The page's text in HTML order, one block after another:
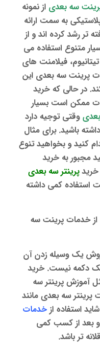
سه بعدی از نمونه
به سمت ارائه
تر رشد کرده اند و از
متنوع استفاده می
فیلامنت های
پرینت سه بعدی این
در حالی که خرید
ممکن است بسیار
وقتی توجیه دارد
باشید. برای مثال
کنید و بخواهید تنوع
مجبور به خرید
پرینتر سه بعدی
استفاده کمی داشته
از خدمات پرینت سه
یک وسیله زدن آن
یک دکمه نیست. خرید
آموزش پرینتر سه
پرینتر سه بعدی مانند
استفاده ازخدمات
و بعد از کسب کمی
تر باشد.